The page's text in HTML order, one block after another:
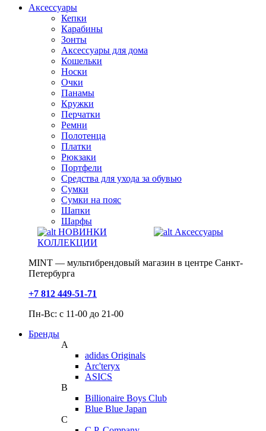
Аксессуары
Кепки
Карабины
Зонты
Аксессуары для дома
Кошельки
Носки
Очки
Панамы
Кружки
Перчатки
Ремни
Полотенца
Платки
Рюкзаки
Портфели
Средства для ухода за обувью
Сумки
Сумки на пояс
Шапки
Шарфы
НОВИНКИ
КОЛЛЕКЦИИ
Аксессуары
MINT — мультибрендовый магазин в центре Санкт-
Петербурга
+7 812 449-51-71
Пн-Вс: с 11-00 до 21-00
Бренды
A
adidas Originals
Arc'teryx
ASICS
B
Billionaire Boys Club
Blue Blue Japan
C